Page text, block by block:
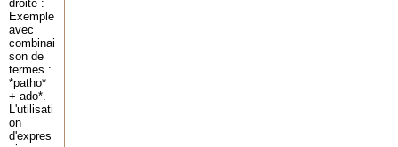
droite :
Exemple
avec
combinai
son de
termes :
*patho*
+ ado*.
L'utilisati
on
d'expres